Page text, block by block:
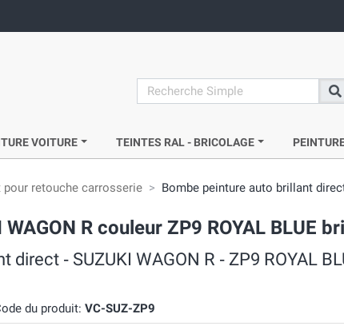
search
VOITURE TEINTES RAL - BRICOLAGE
retouche carrosserie Bombe peinture auto brillant
R couleur ZP9 ROYAL BLUE
‐ SUZUKI WAGON R ‐ ZP9 ROYAL
du produit: VC-SUZ-ZP9